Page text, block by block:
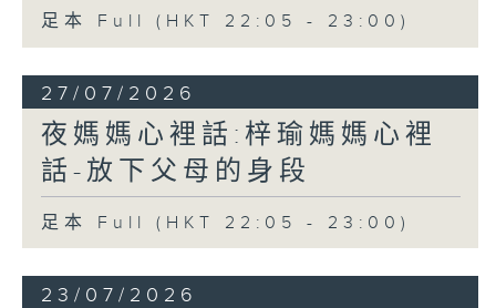
足本 Full (HKT 22:05 - 23:00)
27/07/2026
夜媽媽心裡話:梓瑜媽媽心裡
話-放下父母的身段
足本 Full (HKT 22:05 - 23:00)
23/07/2026